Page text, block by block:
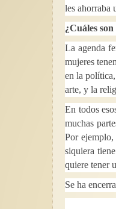
les ahorraba
¿Cuáles
La agenda
mujeres
en la
arte, y la
En todos
muchas
Por ejemplo,
siquiera
quiere tener
Se ha